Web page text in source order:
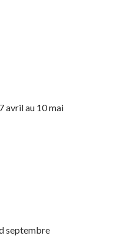
avril au 10 mai
septembre